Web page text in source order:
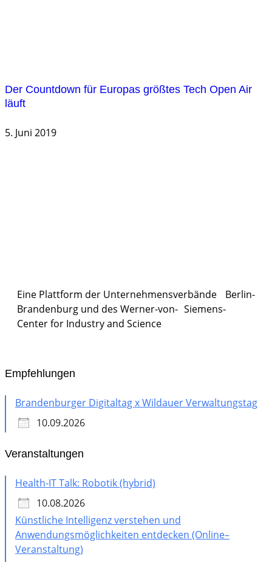
Der Countdown für Europas größtes Tech Open Air
läuft
5. Juni 2019
Eine Plattform der Unternehmensverbände Berlin-
Brandenburg und des Werner-von- Siemens-
Center for Industry and Science
Empfehlungen
Brandenburger Digitaltag x Wildauer Verwaltungstag
10.09.2026
Veranstaltungen
Health-IT Talk: Robotik (hybrid)
10.08.2026
Künstliche Intelligenz verstehen und
Anwendungsmöglichkeiten entdecken (Online–
Veranstaltung)